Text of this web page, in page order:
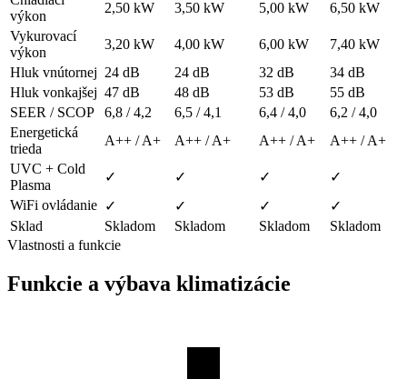
výkon
2,50 kW 3,50 kW 5,00 kW
6,50 kW
Vykurovací
výkon
3,20 kW 4,00 kW 6,00 kW
7,40 kW
Hluk vnútornej 24 dB 24 dB 32 dB
34 dB
Hluk vonkajšej 47 dB 48 dB 53 dB
55 dB
SEER / SCOP
6,8 / 4,2 6,5 / 4,1 6,4 / 4,0
6,2 / 4,0
Energetická
trieda
A++ / A+ A++ / A+ A++ / A+
A++ / A+
UVC + Cold
Plasma
✓ ✓ ✓
✓
WiFi ovládanie ✓ ✓ ✓
✓
Sklad
Skladom Skladom Skladom
Skladom
Vlastnosti a funkcie
Funkcie a výbava klimatizácie